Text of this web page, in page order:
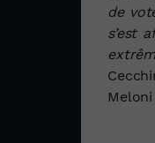
de
s’est